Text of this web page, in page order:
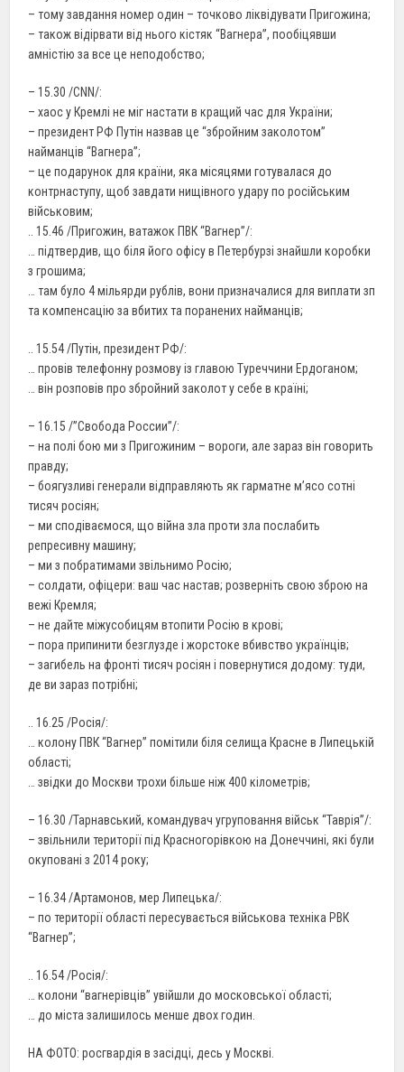
– тому завдання номер один – точково ліквідувати Пригожина;
– також відірвати від нього кістяк “Вагнера”, пообіцявши
амністію за все це неподобство;
– 15.30 /CNN/:
– хаос у Кремлі не міг настати в кращий час для України;
– президент РФ Путін назвав це “збройним заколотом”
найманців “Вагнера”;
– це подарунок для країни, яка місяцями готувалася до
контрнаступу, щоб завдати нищівного удару по російським
військовим;
.. 15.46 /Пригожин, ватажок ПВК “Вагнер”/:
… підтвердив, що біля його офісу в Петербурзі знайшли коробки
з грошима;
… там було 4 мільярди рублів, вони призначалися для виплати зп
та компенсацію за вбитих та поранених найманців;
.. 15.54 /Путін, президент РФ/:
… провів телефонну розмову із главою Туреччини Ердоганом;
… він розповів про збройний заколот у себе в країні;
– 16.15 /”Свобода России”/:
– на полі бою ми з Пригожиним – вороги, але зараз він говорить
правду;
– боягузливі генерали відправляють як гарматне м’ясо сотні
тисяч росіян;
– ми сподіваємося, що війна зла проти зла послабить
репресивну машину;
– ми з побратимами звільнимо Росію;
– солдати, офіцери: ваш час настав; розверніть свою зброю на
вежі Кремля;
– не дайте міжусобицям втопити Росію в крові;
– пора припинити безглузде і жорстоке вбивство українців;
– загибель на фронті тисяч росіян і повернутися додому: туди,
де ви зараз потрібні;
.. 16.25 /Росія/:
… колону ПВК “Вагнер” помітили біля селища Красне в Липецькій
області;
… звідки до Москви трохи більше ніж 400 кілометрів;
– 16.30 /Тарнавський, командувач угруповання військ “Таврія”/:
– звільнили території під Красногорівкою на Донеччині, які були
окуповані з 2014 року;
– 16.34 /Артамонов, мер Липецька/:
– по території області пересувається військова техніка РВК
“Вагнер”;
.. 16.54 /Росія/:
… колони “вагнерівців” увійшли до московської області;
… до міста залишилось менше двох годин.
НА ФОТО: росгвардія в засідці, десь у Москві.